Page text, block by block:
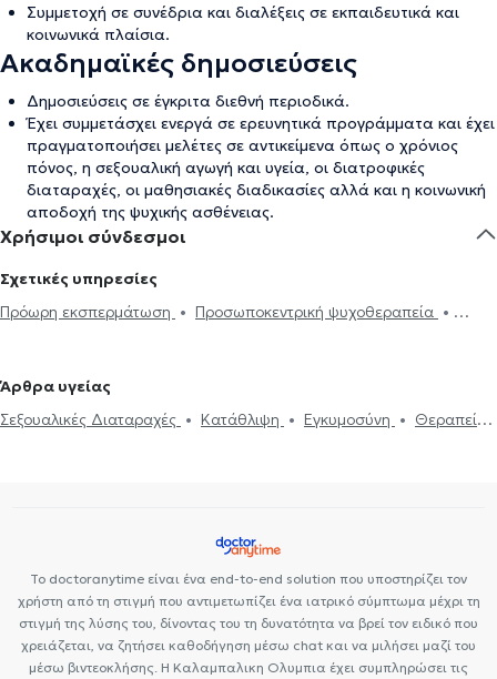
Συμμετοχή σε συνέδρια και διαλέξεις σε εκπαιδευτικά και
κοινωνικά πλαίσια.
Ακαδημαϊκές δημοσιεύσεις
Δημοσιεύσεις σε έγκριτα διεθνή περιοδικά.
Έχει συμμετάσχει ενεργά σε ερευνητικά προγράμματα και έχει
πραγματοποιήσει μελέτες σε αντικείμενα όπως ο χρόνιος
πόνος, η σεξουαλική αγωγή και υγεία, οι διατροφικές
διαταραχές, οι μαθησιακές διαδικασίες αλλά και η κοινωνική
αποδοχή της ψυχικής ασθένειας.
Χρήσιμοι σύνδεσμοι
Σχετικές υπηρεσίες
Πρόωρη εκσπερμάτωση
Προσωποκεντρική ψυχοθεραπεία
και παιδιών
Ομαδική ψυχοθεραπεία
ενδυνάμωση
Συμβουλευτική φροντιστών ατόμων με άνοια
Life
Άρθρα υγείας
Σεξουαλικές Διαταραχές
Κατάθλιψη Εγκυμοσύνη
Θεραπεία
Τεστ επαγγελματικού προσανατολισμού
Το doctoranytime είναι ένα end-to-end solution που υποστηρίζει τον
χρήστη από τη στιγμή που αντιμετωπίζει ένα ιατρικό σύμπτωμα μέχρι τη
στιγμή της λύσης του, δίνοντας του τη δυνατότητα να βρεί τον ειδικό που
χρειάζεται, να ζητήσει καθοδήγηση μέσω chat και να μιλήσει μαζί του
μέσω βιντεοκλήσης. Η Καλαμπαλικη Ολυμπια έχει συμπληρώσει τις